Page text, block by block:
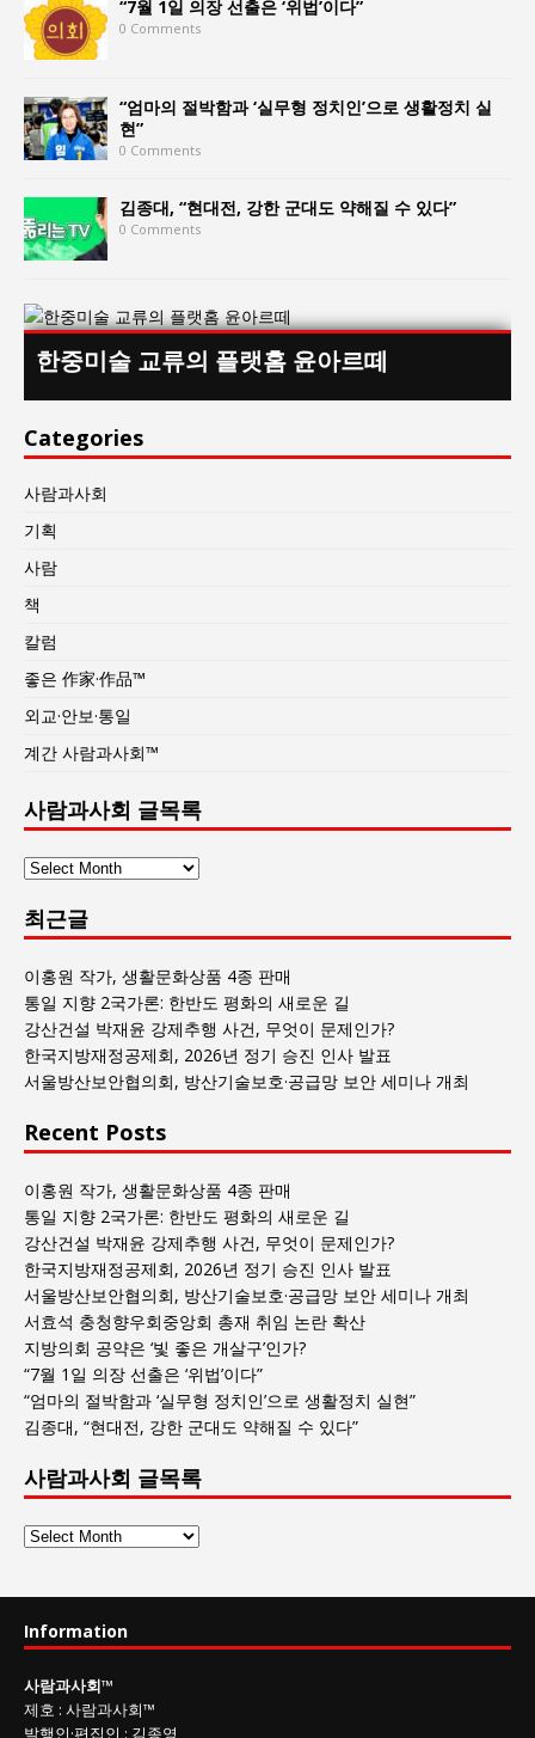
“7월 1일 의장 선출은 ‘위법’이다”
0 Comments
“엄마의 절박함과 ‘실무형 정치인’으로 생활정치 실
현”
0 Comments
김종대, “현대전, 강한 군대도 약해질 수 있다”
0 Comments
한중미술 교류의 플랫홈 윤아르떼
Categories
사람과사회
기획
사람
책
칼럼
좋은 作家·作品™
외교·안보·통일
계간 사람과사회™
사람과사회 글목록
사
과
사
회
글
목
록
최근글
이홍원 작가, 생활문화상품 4종 판매
통일 지향 2국가론: 한반도 평화의 새로운 길
강산건설 박재윤 강제추행 사건, 무엇이 문제인가?
한국지방재정공제회, 2026년 정기 승진 인사 발표
서울방산보안협의회, 방산기술보호·공급망 보안 세미나 개최
Recent Posts
이홍원 작가, 생활문화상품 4종 판매
통일 지향 2국가론: 한반도 평화의 새로운 길
강산건설 박재윤 강제추행 사건, 무엇이 문제인가?
한국지방재정공제회, 2026년 정기 승진 인사 발표
서울방산보안협의회, 방산기술보호·공급망 보안 세미나 개최
서효석 충청향우회중앙회 총재 취임 논란 확산
지방의회 공약은 ‘빛 좋은 개살구’인가?
“7월 1일 의장 선출은 ‘위법’이다”
“엄마의 절박함과 ‘실무형 정치인’으로 생활정치 실현”
김종대, “현대전, 강한 군대도 약해질 수 있다”
사람과사회 글목록
사
회
목
록
Information
사람과사회™
제호 : 사람과사회™
발행인·편집인 : 김종영